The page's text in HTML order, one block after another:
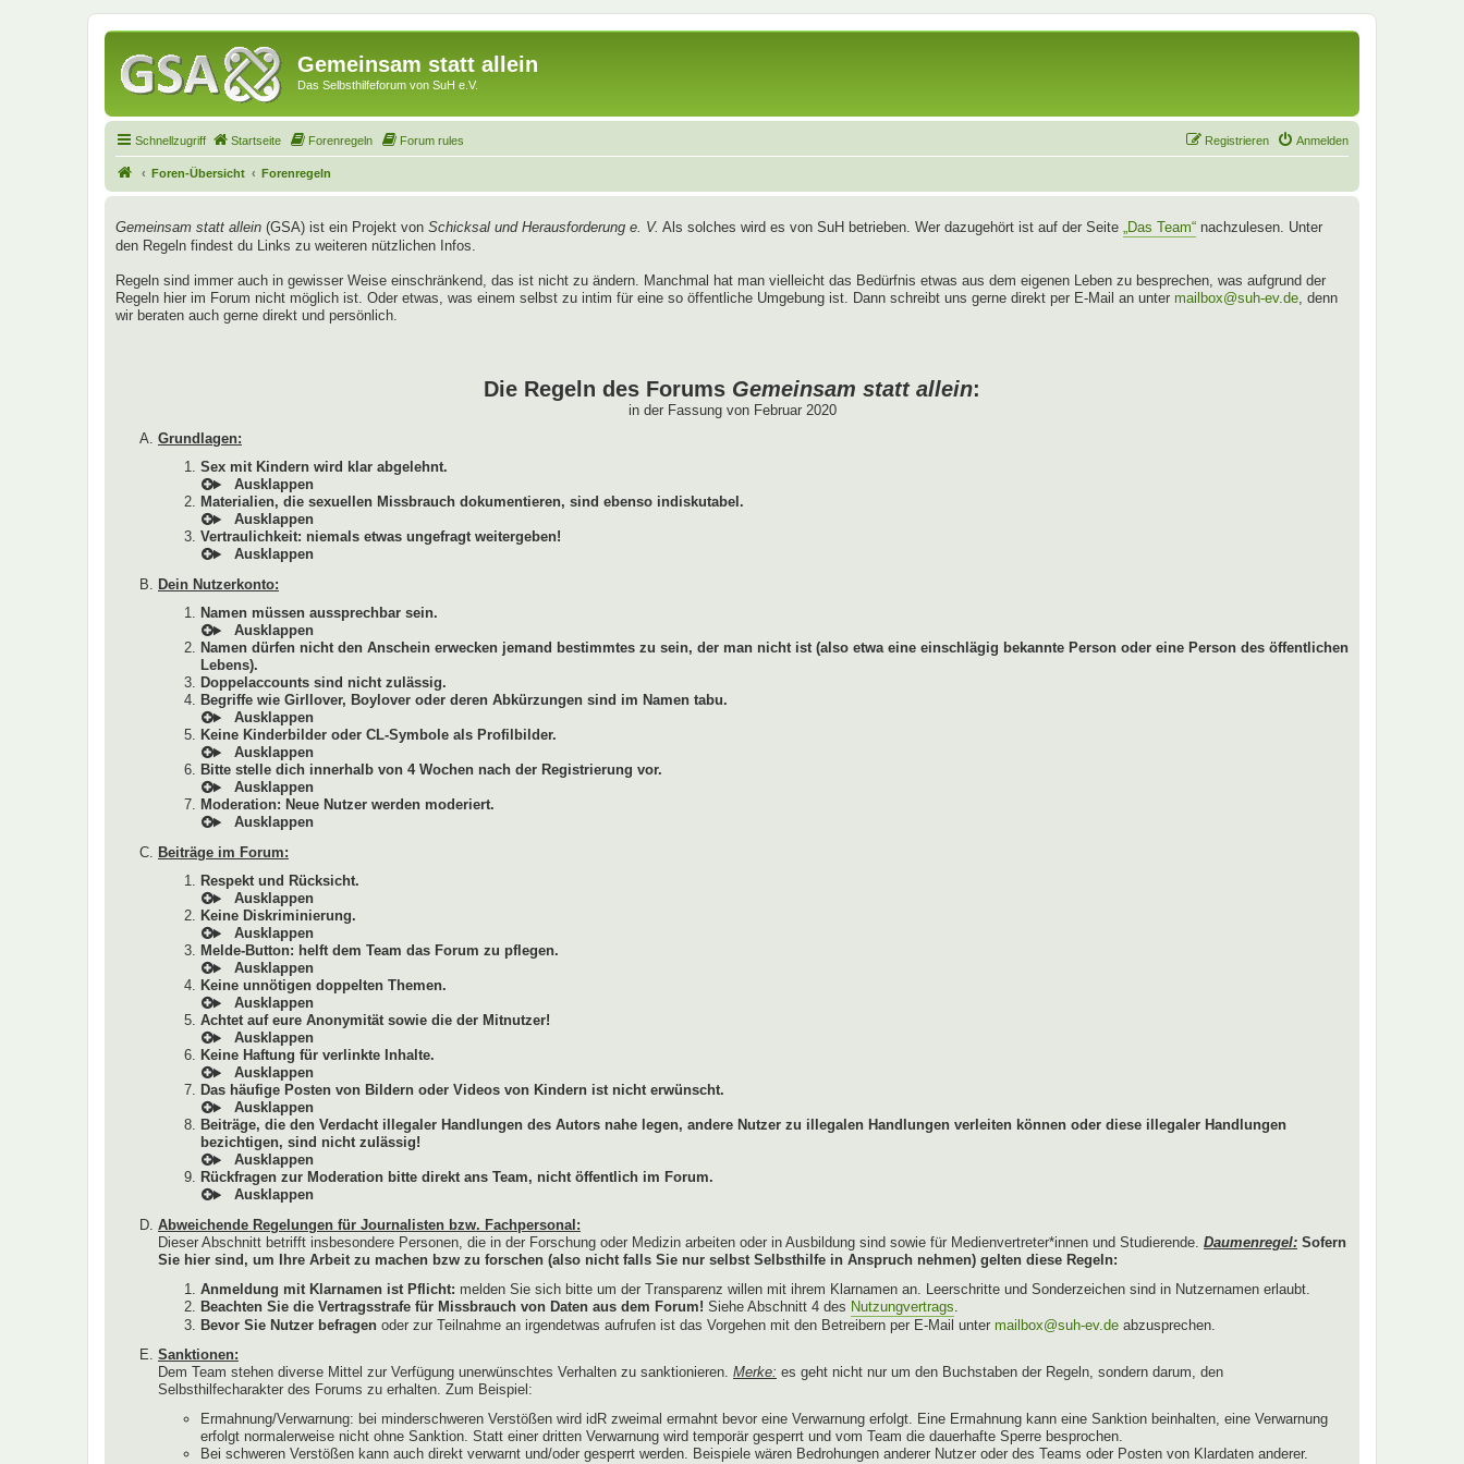
Gemeinsam statt allein
Das Selbsthilfeforum von SuH e.V.
Schnellzugriff Startseite Forenregeln Forum rules Anmelden
Registrieren
Foren-Übersicht Forenregeln
Gemeinsam statt allein (GSA) ist ein Projekt von Schicksal und Herausforderung e. V. Als solches wird es von SuH betrieben. Wer dazugehört ist auf der Seite „Das Team“ nachzulesen. Unter
den Regeln findest du Links zu weiteren nützlichen Infos.
Regeln sind immer auch in gewisser Weise einschränkend, das ist nicht zu ändern. Manchmal hat man vielleicht das Bedürfnis etwas aus dem eigenen Leben zu besprechen, was aufgrund der
Regeln hier im Forum nicht möglich ist. Oder etwas, was einem selbst zu intim für eine so öffentliche Umgebung ist. Dann schreibt uns gerne direkt per E-Mail an unter mailbox@suh-ev.de , denn
wir beraten auch gerne direkt und persönlich.
Die Regeln des Forums Gemeinsam statt allein:
in der Fassung von Februar 2020
Grundlagen:
Sex mit Kindern wird klar abgelehnt.
Materialien, die sexuellen Missbrauch dokumentieren, sind ebenso indiskutabel.
Vertraulichkeit: niemals etwas ungefragt weitergeben!
Dein Nutzerkonto:
Namen müssen aussprechbar sein.
Namen dürfen nicht den Anschein erwecken jemand bestimmtes zu sein, der man nicht ist (also etwa eine einschlägig bekannte Person oder eine Person des öffentlichen
Lebens).
Doppelaccounts sind nicht zulässig.
Begriffe wie Girllover, Boylover oder deren Abkürzungen sind im Namen tabu.
Keine Kinderbilder oder CL-Symbole als Profilbilder.
Bitte stelle dich innerhalb von 4 Wochen nach der Registrierung vor.
Moderation: Neue Nutzer werden moderiert.
Beiträge im Forum:
Respekt und Rücksicht.
Keine Diskriminierung.
Melde-Button: helft dem Team das Forum zu pflegen.
Keine unnötigen doppelten Themen.
Achtet auf eure Anonymität sowie die der Mitnutzer!
Keine Haftung für verlinkte Inhalte.
Das häufige Posten von Bildern oder Videos von Kindern ist nicht erwünscht.
Beiträge, die den Verdacht illegaler Handlungen des Autors nahe legen, andere Nutzer zu illegalen Handlungen verleiten können oder diese illegaler Handlungen
bezichtigen, sind nicht zulässig!
Rückfragen zur Moderation bitte direkt ans Team, nicht öffentlich im Forum.
Abweichende Regelungen für Journalisten bzw. Fachpersonal:
Dieser Abschnitt betrifft insbesondere Personen, die in der Forschung oder Medizin arbeiten oder in Ausbildung sind sowie für Medienvertreter*innen und Studierende. Daumenregel: Sofern
Sie hier sind, um Ihre Arbeit zu machen bzw zu forschen (also nicht falls Sie nur selbst Selbsthilfe in Anspruch nehmen) gelten diese Regeln:
Anmeldung mit Klarnamen ist Pflicht: melden Sie sich bitte um der Transparenz willen mit ihrem Klarnamen an. Leerschritte und Sonderzeichen sind in Nutzernamen erlaubt.
Beachten Sie die Vertragsstrafe für Missbrauch von Daten aus dem Forum! Siehe Abschnitt 4 des Nutzungvertrags
Bevor Sie Nutzer befragen oder zur Teilnahme an irgendetwas aufrufen ist das Vorgehen mit den Betreibern per E-Mail unter mailbox@suh-ev.de abzusprechen.
Sanktionen:
Dem Team stehen diverse Mittel zur Verfügung unerwünschtes Verhalten zu sanktionieren. Merke: es geht nicht nur um den Buchstaben der Regeln, sondern darum, den
Selbsthilfecharakter des Forums zu erhalten. Zum Beispiel:
Ermahnung/Verwarnung: bei minderschweren Verstößen wird idR zweimal ermahnt bevor eine Verwarnung erfolgt. Eine Ermahnung kann eine Sanktion beinhalten, eine Verwarnung
erfolgt normalerweise nicht ohne Sanktion. Statt einer dritten Verwarnung wird temporär gesperrt und vom Team die dauerhafte Sperre besprochen.
Bei schweren Verstößen kann auch direkt verwarnt und/oder gesperrt werden. Beispiele wären Bedrohungen anderer Nutzer oder des Teams oder Posten von Klardaten anderer.